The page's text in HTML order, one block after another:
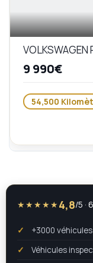
9 990€
54,500
★★★★★ 4,8/5 ·
+3000
Véhicules